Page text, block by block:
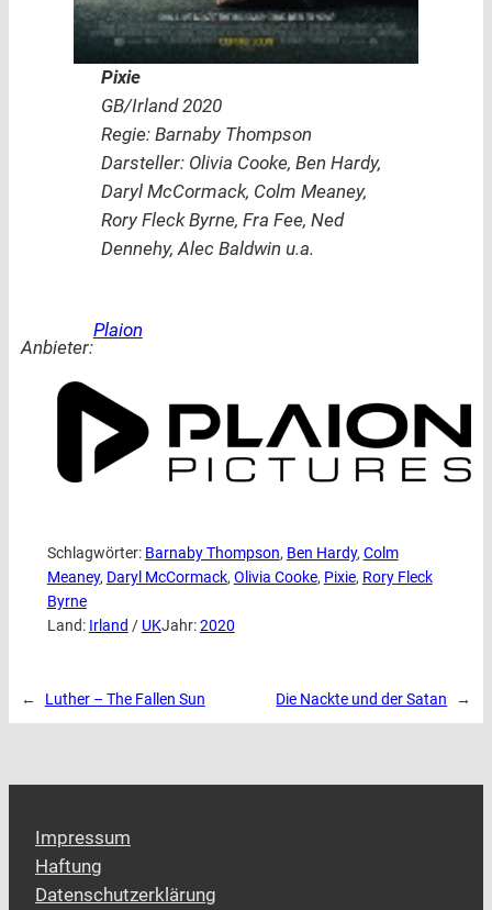
Pixie
GB/Irland 2020
Regie: Barnaby Thompson
Darsteller: Olivia Cooke, Ben Hardy,
Daryl McCormack, Colm Meaney,
Rory Fleck Byrne, Fra Fee, Ned
Dennehy, Alec Baldwin u.a.
Anbieter:
Plaion
Schlagwörter: Barnaby Thompson, Ben Hardy, Colm
Meaney, Daryl McCormack, Olivia Cooke, Pixie, Rory Fleck
Byrne
Land: Irland / UKJahr:2020
← Luther – The Fallen Sun Die Nackte und der Satan →
Impressum
Haftung
Datenschutzerklärung